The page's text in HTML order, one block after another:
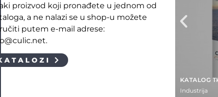
proizvod koji pronađete u jednom od
a ne nalazi se u shop-u možete
putem e-mail adrese:
KATALOG
Industrija